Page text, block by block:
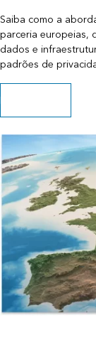
Saiba como a
parceria europeias,
dados e
padrões de
Leia o ebook